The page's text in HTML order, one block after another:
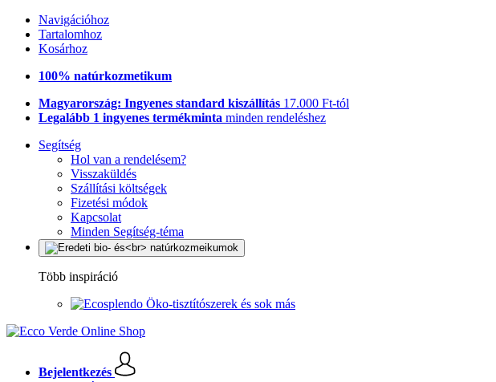
Navigációhoz
Tartalomhoz
Kosárhoz
100% natúrkozmetikum
Magyarország: Ingyenes standard kiszállítás 17.000 Ft-tól
Legalább 1 ingyenes termékminta minden rendeléshez
Segítség
Hol van a rendelésem?
Visszaküldés
Szállítási költségek
Fizetési módok
Kapcsolat
Minden Segítség-téma
Több inspiráció
Öko-tisztítószerek és sok más
Bejelentkezés